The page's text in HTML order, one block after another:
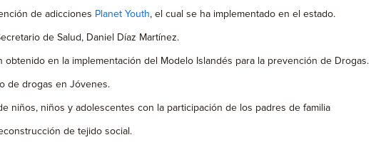
de adicciones Planet Youth, el cual se ha implementado en el estado.
de Salud, Daniel Díaz Martínez.
en la implementación del Modelo Islandés para la prevención de Drogas.
de drogas en Jóvenes.
niños, niños y adolescentes con la participación de los padres de familia
de tejido social.